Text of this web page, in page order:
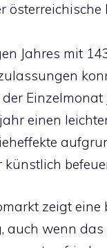
Jahres mit
Einzelmonat
einen
zeigt
auch wenn